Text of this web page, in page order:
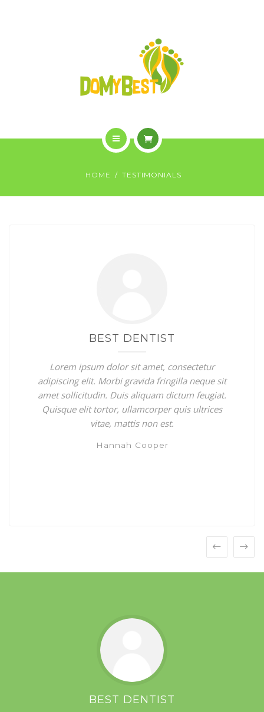
HOME TESTIMONIALS
BEST DENTIST
Lorem ipsum dolor sit amet, consectetur
adipiscing elit. Morbi gravida fringilla neque sit
amet sollicitudin. Duis aliquam dictum feugiat.
Quisque elit tortor, ullamcorper quis ultrices
vitae, mattis non est.
Hannah Cooper
BEAUTIFUL CLINIC
Lorem ipsum dolor sit amet, consectetur
adipiscing elit. Morbi gravida fringilla neque sit
amet sollicitudin. Duis aliquam dictum feugiat.
Quisque elit tortor, ullamcorper quis ultrices
vitae, mattis non est.
Jennifer Smith
BEST DENTIST
AMAZING RESULTS